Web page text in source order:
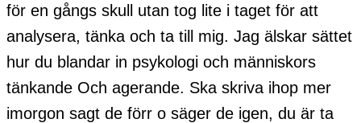
för en gångs skull utan tog lite i taget för att
analysera, tänka och ta till mig. Jag älskar sättet
hur du blandar in psykologi och människors
tänkande Och agerande. Ska skriva ihop mer
imorgon sagt de förr o säger de igen, du är ta